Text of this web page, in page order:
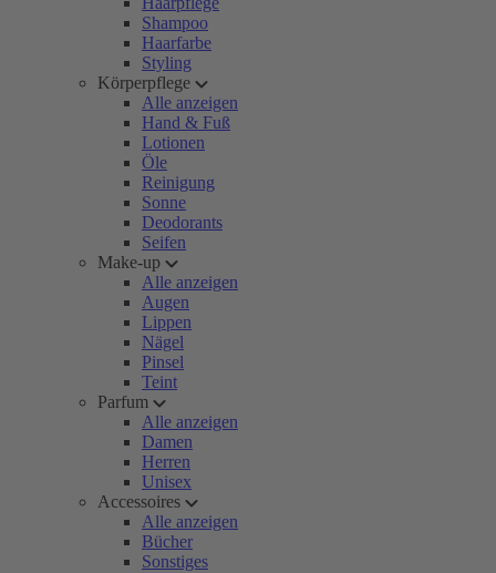
Shampoo
Haarfarbe
Styling
Körperpflege
Alle anzeigen
Hand & Fuß
Lotionen
Öle
Reinigung
Sonne
Deodorants
Seifen
Make-up
Alle anzeigen
Augen
Lippen
Nägel
Pinsel
Teint
Parfum
Alle anzeigen
Damen
Herren
Unisex
Accessoires
Alle anzeigen
Bücher
Sonstiges